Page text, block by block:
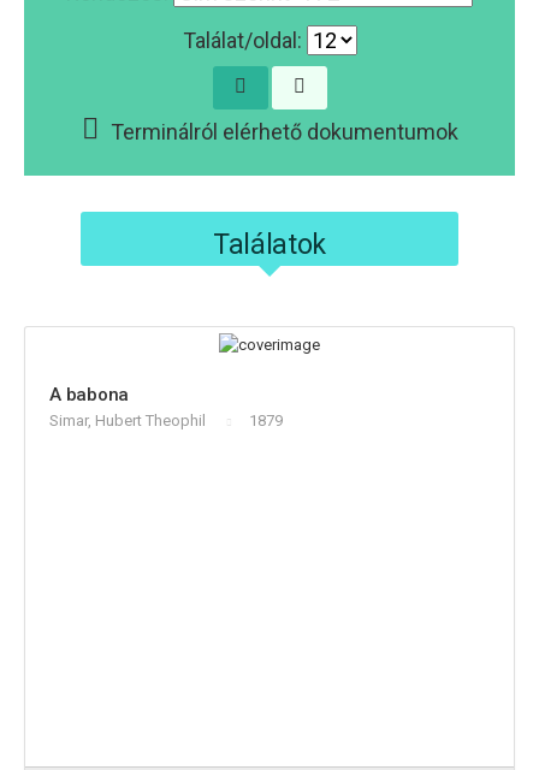
Találat/oldal:
Terminálról elérhető dokumentumok
Találatok
A babona
Simar, Hubert Theophil 1879